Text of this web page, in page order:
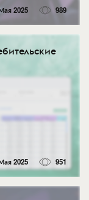
2025 989
2025 951